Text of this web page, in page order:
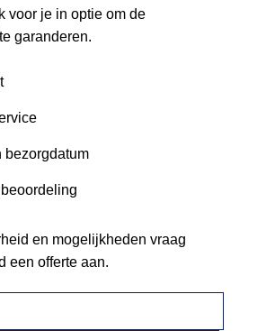
voor je in optie om de
garanderen.
bezorgdatum
en mogelijkheden vraag
een offerte aan.